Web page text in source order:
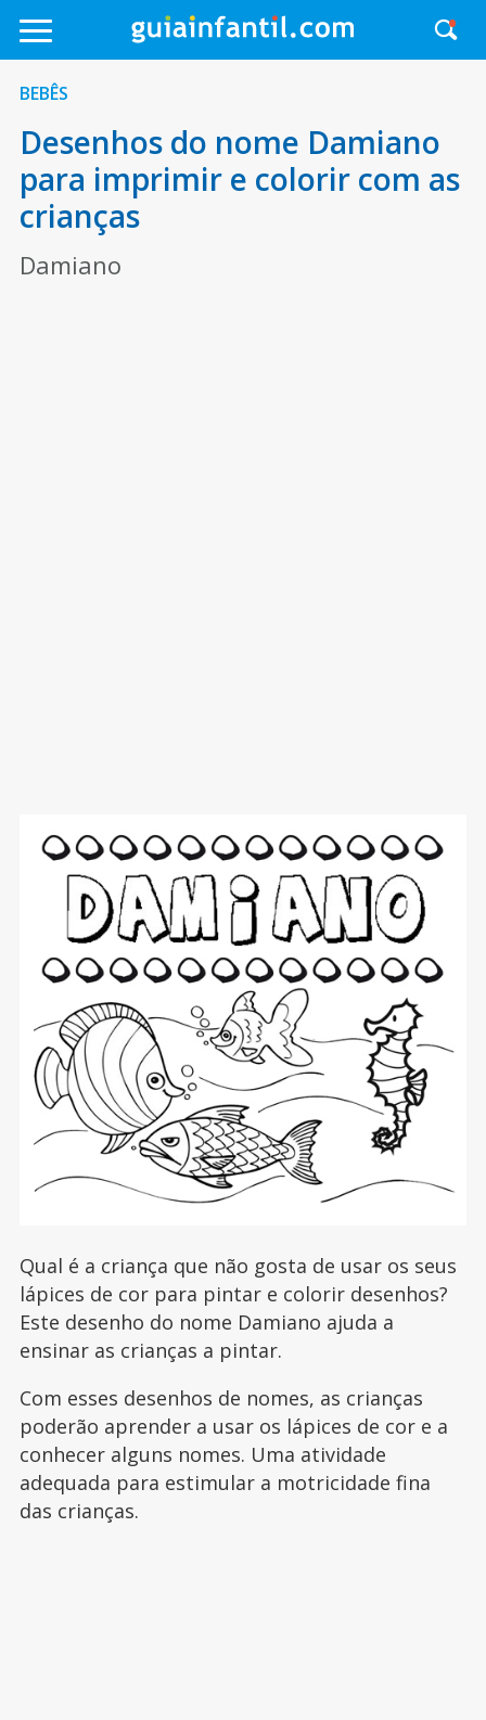
BEBÊS
Desenhos do nome Damiano
para imprimir e colorir com as
crianças
Damiano
Qual é a criança que não gosta de usar os seus
lápices de cor para pintar e colorir desenhos?
Este desenho do nome Damiano ajuda a
ensinar as crianças a pintar.
Com esses desenhos de nomes, as crianças
poderão aprender a usar os lápices de cor e a
conhecer alguns nomes. Uma atividade
adequada para estimular a motricidade fina
das crianças.